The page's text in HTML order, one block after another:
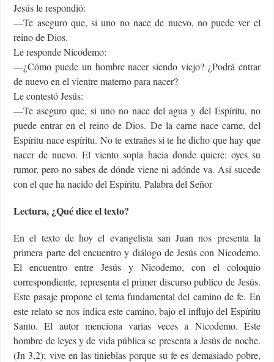
Jesús le respondió:
—Te aseguro que, si uno no nace de nuevo, no puede ver el
reino de Dios.
Le responde Nicodemo:
—¿Cómo puede un hombre nacer siendo viejo? ¿Podrá entrar
de nuevo en el vientre materno para nacer?
Le contestó Jesús:
—Te aseguro que, si uno no nace del agua y del Espíritu, no
puede entrar en el reino de Dios. De la carne nace carne, del
Espíritu nace espíritu. No te extrañes si te he dicho que hay que
nacer de nuevo. El viento sopla hacia donde quiere: oyes su
rumor, pero no sabes de dónde viene ni adónde va. Así sucede
con el que ha nacido del Espíritu. Palabra del Señor
Lectura, ¿Qué dice el texto?
En el texto de hoy el evangelista san Juan nos presenta la
primera parte del encuentro y diálogo de Jesús con Nicodemo.
El encuentro entre Jesús y Nicodemo, con el coloquio
correspondiente, representa el primer discurso publico de Jesús.
Este pasaje propone el tema fundamental del camino de fe. En
este relato se nos indica este camino, bajo el influjo del Espíritu
Santo. El autor menciona varias veces a Nicodemo. Este
hombre de leyes y de vida pública se presenta a Jesús de noche.
(Jn 3,2); vive en las tinieblas porque su fe es demasiado pobre,